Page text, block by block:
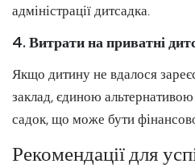
адміністрації дитсадка.
4. Витрати на приватні
Якщо дитину не вдалося
заклад, єдиною
садок, що може бути
Рекомендації для